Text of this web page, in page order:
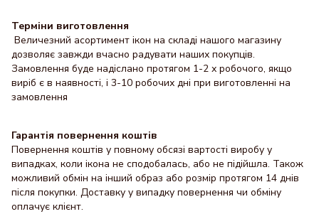
Терміни виготовлення
Величезний асортимент ікон на складі нашого магазину
дозволяє завжди вчасно радувати наших покупців.
Замовлення буде надіслано протягом 1-2 х робочого, якщо
виріб є в наявності, і 3-10 робочих дні при виготовленні на
замовлення
Гарантія повернення коштів
Повернення коштів у повному обсязі вартості виробу у
випадках, коли ікона не сподобалась, або не підійшла. Також
можливий обмін на інший образ або розмір протягом 14 днів
після покупки. Доставку y випадку повернення чи обміну
оплачує клієнт.